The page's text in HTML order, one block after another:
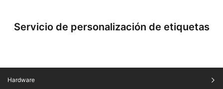
Servicio de personalización de etiquetas
Hardware